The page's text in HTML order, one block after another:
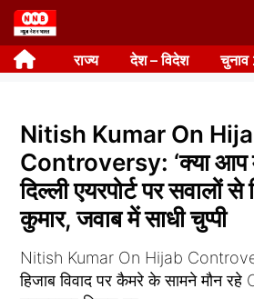
Skip
to
content राज्य देश – विदेश
Nitish Kumar On
Controversy: ‘क्या आप
दिल्ली एयरपोर्ट पर सवालों
कुमार, जवाब में साधी चुप्पी
Nitish Kumar On Hijab
हिजाब विवाद पर कैमरे के सामने मौन